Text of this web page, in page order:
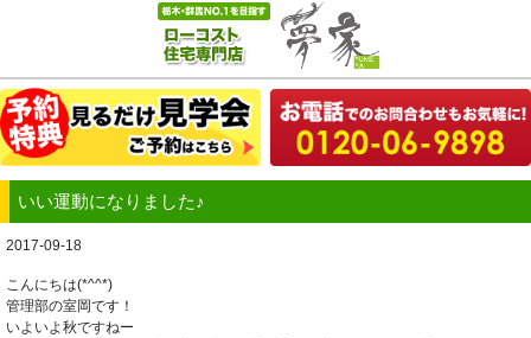
いい運動になりました♪
2017-09-18
こんにちは(*^^*)
管理部の室岡です！
いよいよ秋ですねー